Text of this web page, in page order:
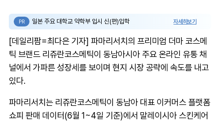
PR 일본 주요 대학교 약학부 입시 신(편)입학 자세히보기
[데일리팜=최다은 기자] 파마리서치의 프리미엄 더마 코스메
틱 브랜드 리쥬란코스메틱이 동남아시아 주요 온라인 유통 채
널에서 가파른 성장세를 보이며 현지 시장 공략에 속도를 내고
있다.
파마리서치는 리쥬란코스메틱이 동남아 대표 이커머스 플랫폼
쇼피 판매 데이터(6월 1~4일 기준)에서 말레이시아 스킨케어